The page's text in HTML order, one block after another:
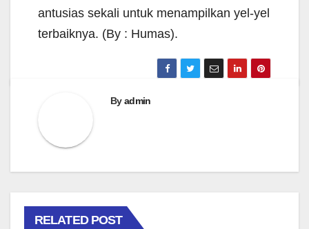
antusias sekali untuk menampilkan yel-yel
terbaiknya. (By : Humas).
Byadmin
RELATED POST